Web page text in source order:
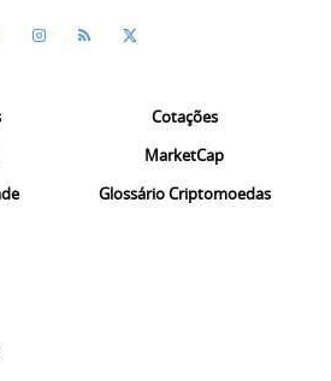
Cotações
MarketCap
Glossário Criptomoedas